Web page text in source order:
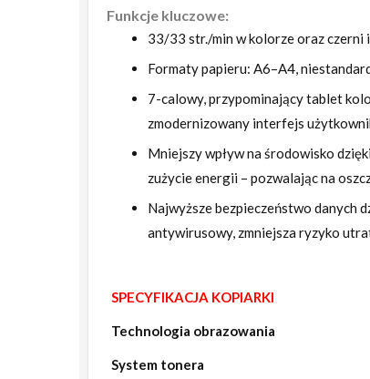
Funkcje kluczowe:
33/33 str./min w kolorze oraz czerni
Formaty papieru: A6–A4,
7-calowy, przypominający tablet
zmodernizowany interfejs
Mniejszy wpływ na środowisko
zużycie energii – pozwalając na
Najwyższe bezpieczeństwo danych
antywirusowy, zmniejsza ryzyko
SPECYFIKACJA KOPIARKI
Technologia obrazowania
System tonera